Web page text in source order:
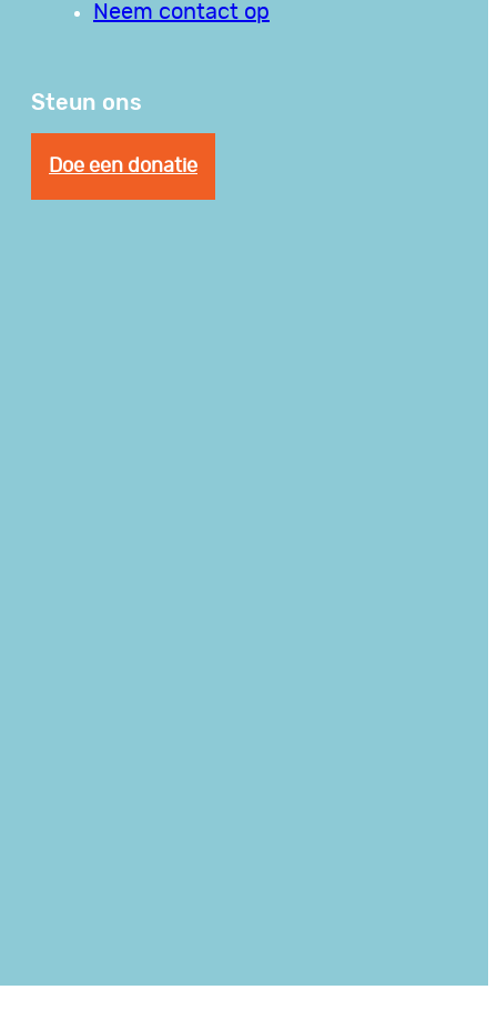
Neem contact op
Steun ons
Doe een donatie